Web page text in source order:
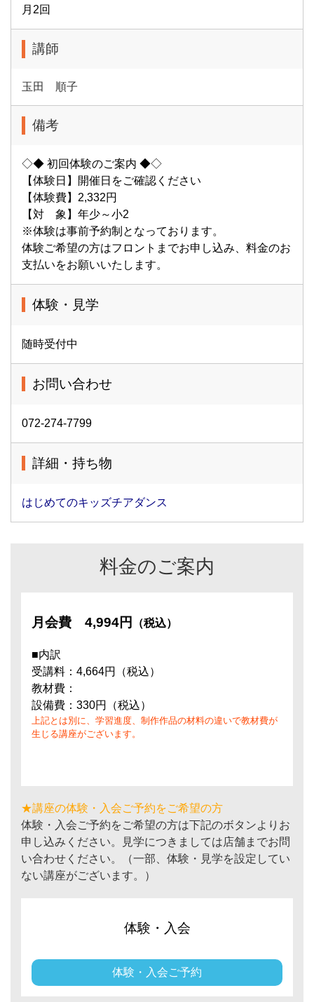
月2回
講師
玉田 順子
備考
◇◆ 初回体験のご案内 ◆◇
【体験日】開催日をご確認ください
【体験費】2,332円
【対 象】年少～小2
※体験は事前予約制となっております。
体験ご希望の方はフロントまでお申し込み、料金のお
支払いをお願いいたします。
体験・見学
随時受付中
お問い合わせ
072-274-7799
詳細・持ち物
はじめてのキッズチアダンス
料金のご案内
月会費 4,994円 （税込）
■内訳
受講料：4,664円（税込）
教材費：
設備費：330円（税込）
上記とは別に、学習進度、制作作品の材料の違いで教材費が
生じる講座がございます。
★講座の体験・入会ご予約をご希望の方
体験・入会ご予約をご希望の方は下記のボタンよりお
申し込みください。見学につきましては店舗までお問
い合わせください。（一部、体験・見学を設定してい
ない講座がございます。）
体験・入会
体験・入会ご予約